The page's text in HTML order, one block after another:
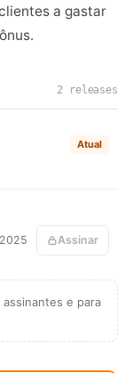
a gastar
2 releases
Atual
Assinar
e para